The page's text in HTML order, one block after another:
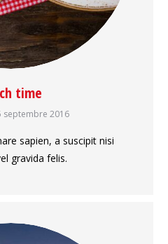
time
septembre 2016
sapien, a suscipit nisi
gravida felis.